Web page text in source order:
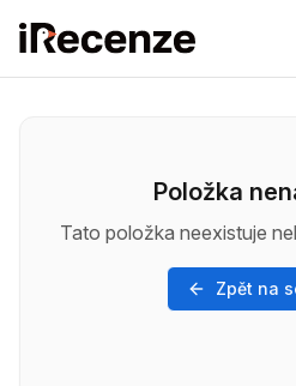
Položka
Tato položka neexistuje
Zpět na